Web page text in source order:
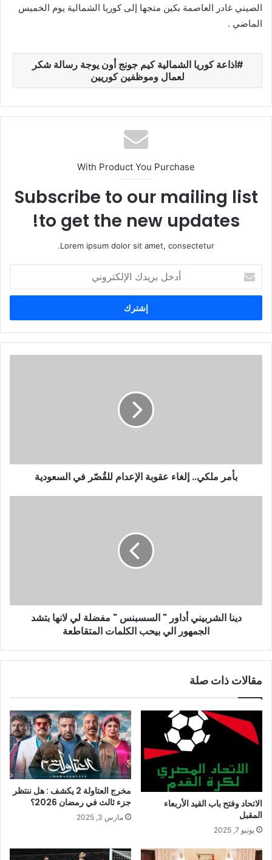
الصيني غادر العاصمة بكين متجها إلى كوريا الشمالية يوم الخميس
الماضي .
اذاعة كوريا الشمالية كيم جونج أون يوجة رسالة شكر
لعمال وموظفين كوريين
With Product You Purchase
Subscribe to our mailing list
to get the new updates!
Lorem ipsum dolor sit amet, consectetur.
خ
ب
ر
ر
بأمر ملكي.. إلغاء عقوبة الإعدام للقُصّر في السعودية
دينا الشربيني أداور " السسبنس " مفضلة لي لانها بتشد
الجمهور الي بيحب الكلمات المتقاطعة
مقالات ذات صلة
الاتحاد وفتح باب القيد الأربعاء
المقبل
يونيو 7, 2025
مخرج العتاولة 2 يكشف : هل ننتظر
جزء ثالث في رمضان 2026؟
مارس 3, 2025